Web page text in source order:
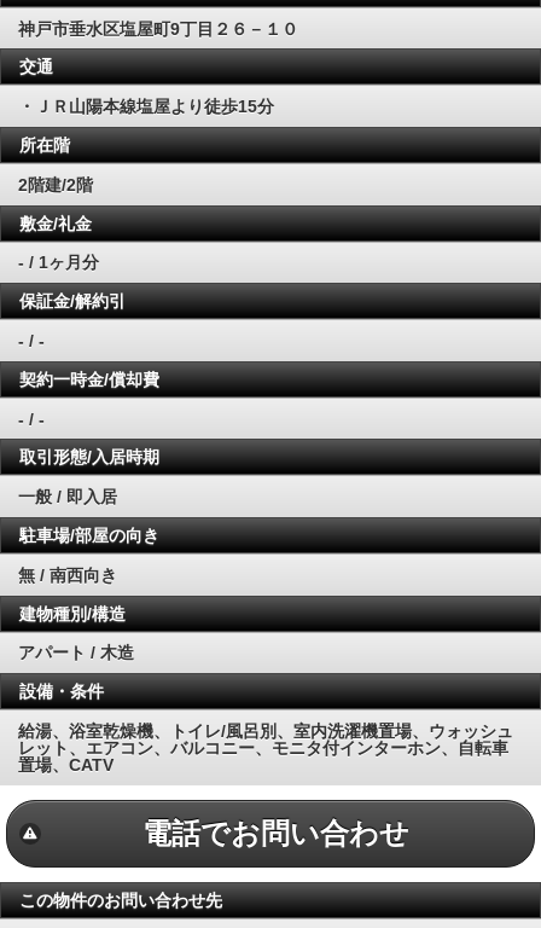
神戸市垂水区塩屋町9丁目２６－１０
交通
・ＪＲ山陽本線塩屋より徒歩15分
所在階
2階建/2階
敷金/礼金
- / 1ヶ月分
保証金/解約引
- / -
契約一時金/償却費
- / -
取引形態/入居時期
一般 / 即入居
駐車場/部屋の向き
無 / 南西向き
建物種別/構造
アパート / 木造
設備・条件
給湯、浴室乾燥機、トイレ/風呂別、室内洗濯機置場、ウォッシュ
レット、エアコン、バルコニー、モニタ付インターホン、自転車
置場、CATV
電話でお問い合わせ
この物件のお問い合わせ先